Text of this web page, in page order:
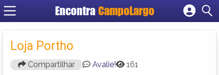
Encontra CampoLargo
Cadastrar empresa
Loja Portho
Compartilhar Avalie! 161